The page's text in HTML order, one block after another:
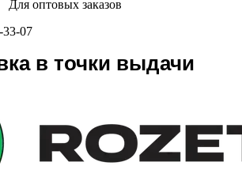
Для оптовых заказов
33-07
в точки выдачи